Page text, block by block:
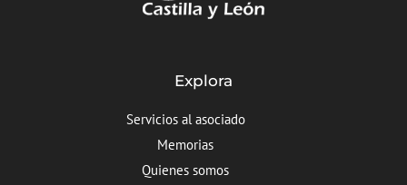
Explora
Servicios al asociado
Memorias
Quienes somos